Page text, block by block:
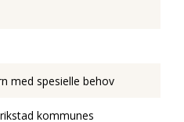
med spesielle behov
kommunes